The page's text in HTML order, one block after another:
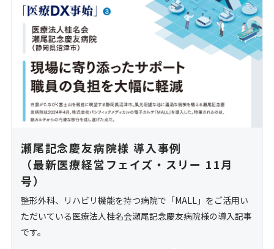
瀬尾記念慶友病院様 導入事例
（最新医療経営フェイズ・スリー 11月
号）
整形外科、リハビリ機能を持つ病院で「MALL」をご活用い
ただいている医療法人桂名会瀬尾記念慶友病院様の導入記事
です。